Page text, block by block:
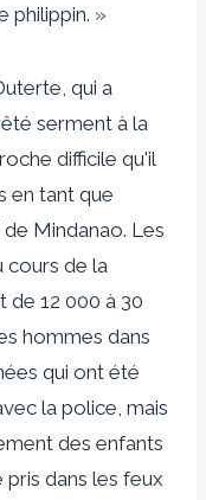
philippin. »
qui a
serment à la
difficile qu'il
en tant que
Mindanao. Les
cours de la
de 12 000 à 30
hommes dans
qui ont été
la police, mais
des enfants
dans les feux